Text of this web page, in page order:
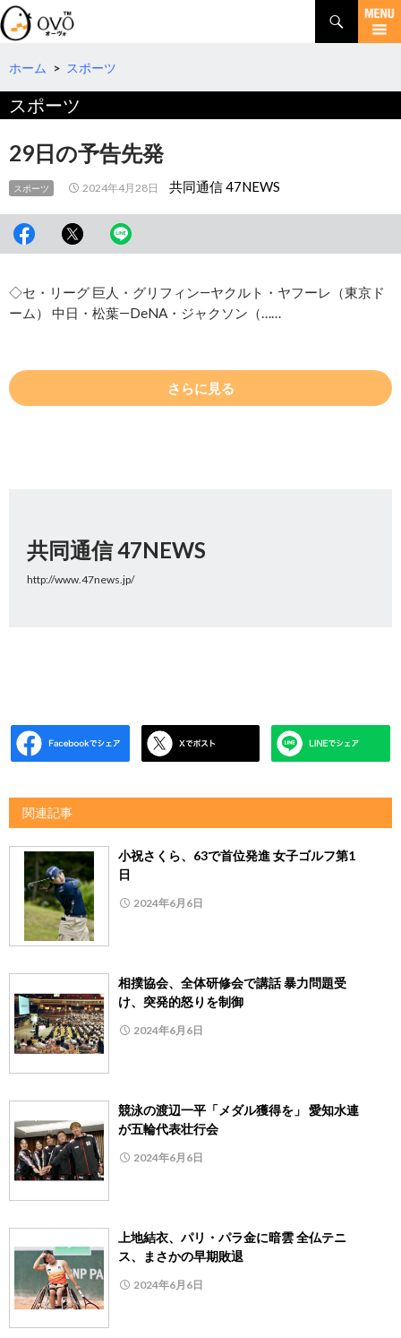
検
索
コ
テ
へ
動
ホーム > スポーツ
スポーツ
29日の予告先発
スポーツ 2024年4月28日 共同通信 47NEWS
◇セ・リーグ 巨人・グリフィン―ヤクルト・ヤフーレ（東京ド
ーム） 中日・松葉―DeNA・ジャクソン（……
さらに見る
共同通信 47NEWS
http://www.47news.jp/
関連記事
小祝さくら、63で首位発進 女子ゴルフ第1
日
2024年6月6日
相撲協会、全体研修会で講話 暴力問題受
け、突発的怒りを制御
2024年6月6日
競泳の渡辺一平「メダル獲得を」 愛知水連
が五輪代表壮行会
2024年6月6日
上地結衣、パリ・パラ金に暗雲 全仏テニ
ス、まさかの早期敗退
2024年6月6日